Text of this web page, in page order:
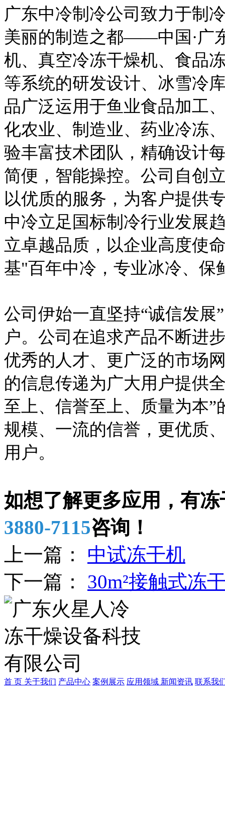
广东中冷制冷公司致力于制
美丽的制造之都——中国·广
机、真空冷冻干燥机、食品
等系统的研发设计、冰雪冷
品广泛运用于鱼业食品加工
化农业、制造业、药业冷冻
验丰富技术团队，精确设计
简便，智能操控。公司自创
以优质的服务，为客户提供
中冷立足国标制冷行业发展
立卓越品质，以企业高度使
基"百年中冷，专业冰冷、保
公司伊始一直坚持“诚信发
户。公司在追求产品不断进
优秀的人才、更广泛的市场
的信息传递为广大用户提供
至上、信誉至上、质量为本
规模、一流的信誉，更优质
用户。
如想了解更多应用，有
3880-7115咨询！
上一篇： 中试冻干机
下一篇： 30m²接触式冻
首 页 关于我们 产品中心 案例展示 应用领域 新闻资讯 联系我